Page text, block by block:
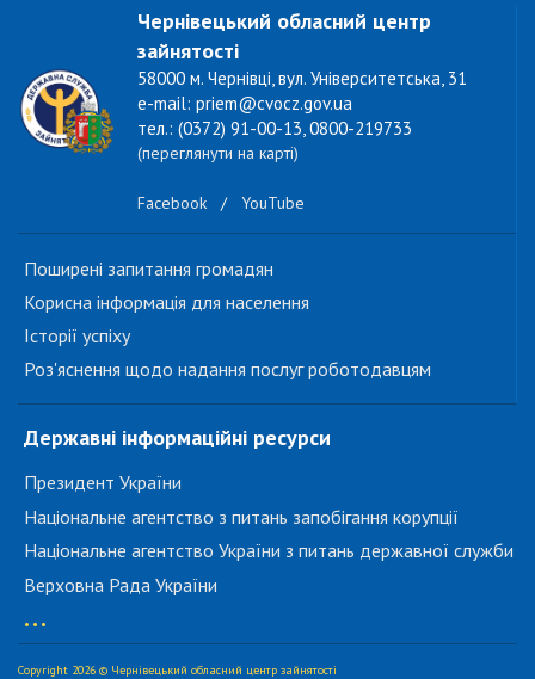
Чернівецький обласний центр
зайнятості
58000 м. Чернівці, вул. Університетська, 31
e-mail: priem@cvocz.gov.ua
тел.: (0372) 91-00-13, 0800-219733
(переглянути на карті)
Facebook / YouTube
Поширені запитання громадян
Корисна інформація для населення
Історії успіху
Роз'яснення щодо надання послуг роботодавцям
Державні інформаційні ресурси
Президент України
Національне агентство з питань запобігання корупції
Національне агентство України з питань державної служби
Верховна Рада України
...
Copyright 2026 © Чернівецький обласний центр зайнятості